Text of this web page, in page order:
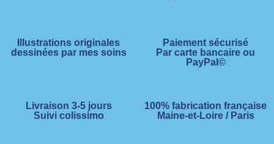
Illustrations originales
dessinées par mes soins
Paiement sécurisé
Par carte bancaire ou
PayPal©
Livraison 3-5 jours
Suivi colissimo
100% fabrication française
Maine-et-Loire / Paris